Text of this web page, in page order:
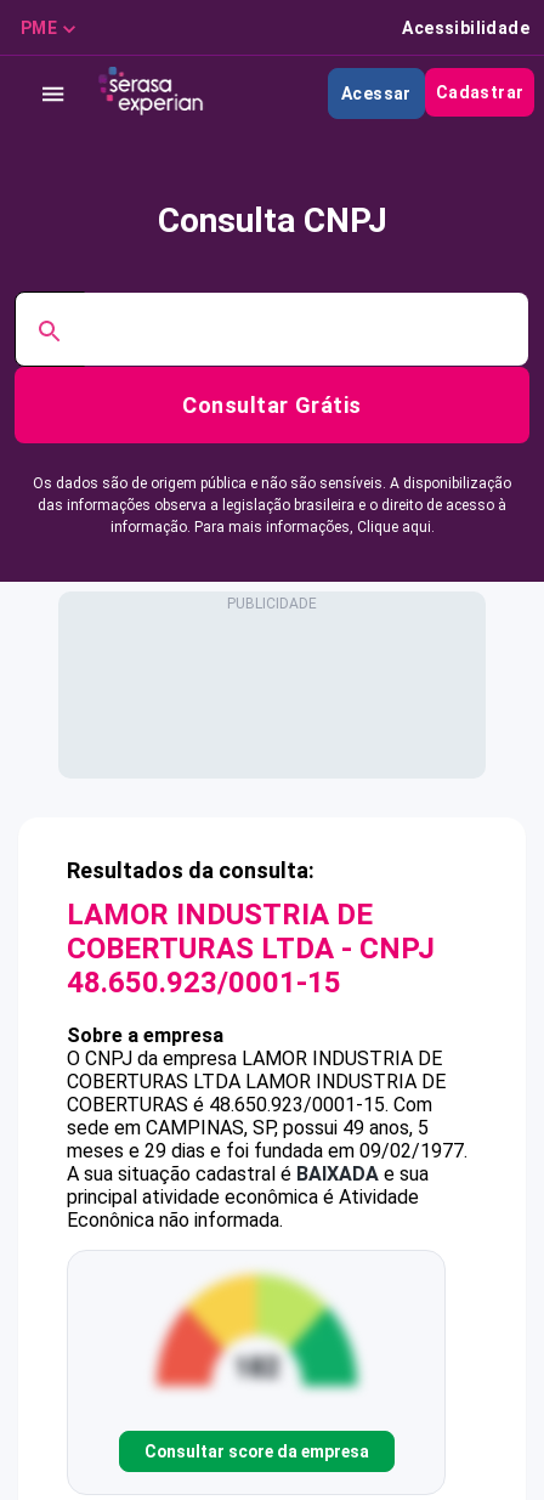
PME Acessibilidade
Acessar Cadastrar
Consulta CNPJ
Consultar Grátis
Os dados são de origem pública e não são sensíveis. A disponibilização
das informações observa a legislação brasileira e o direito de acesso à
informação. Para mais informações, Clique aqui.
Resultados da consulta:
LAMOR INDUSTRIA DE
COBERTURAS LTDA - CNPJ
48.650.923/0001-15
Sobre a empresa
O CNPJ da empresa LAMOR INDUSTRIA DE
COBERTURAS LTDA LAMOR INDUSTRIA DE
COBERTURAS é 48.650.923/0001-15. Com
sede em CAMPINAS, SP, possui 49 anos, 5
meses e 29 dias e foi fundada em 09/02/1977.
A sua situação cadastral é BAIXADA e sua
principal atividade econômica é Atividade
Econônica não informada.
Consultar score da empresa